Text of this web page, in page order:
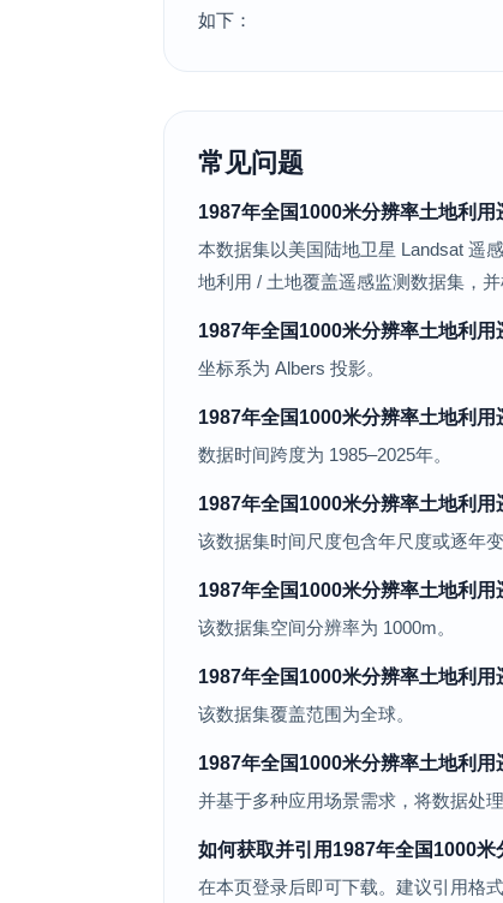
如下：
常见问题
1987年全国1000米分辨率土地利
本数据集以美国陆地卫星 Landsat 遥
地利用 / 土地覆盖遥感监测数据集，
1987年全国1000米分辨率土地利
坐标系为 Albers 投影。
1987年全国1000米分辨率土地利
数据时间跨度为 1985–2025年。
1987年全国1000米分辨率土地利
该数据集时间尺度包含年尺度或逐年变
1987年全国1000米分辨率土地利
该数据集空间分辨率为 1000m。
1987年全国1000米分辨率土地利
该数据集覆盖范围为全球。
1987年全国1000米分辨率土地利
并基于多种应用场景需求，将数据处
如何获取并引用1987年全国1000
在本页登录后即可下载。建议引用格